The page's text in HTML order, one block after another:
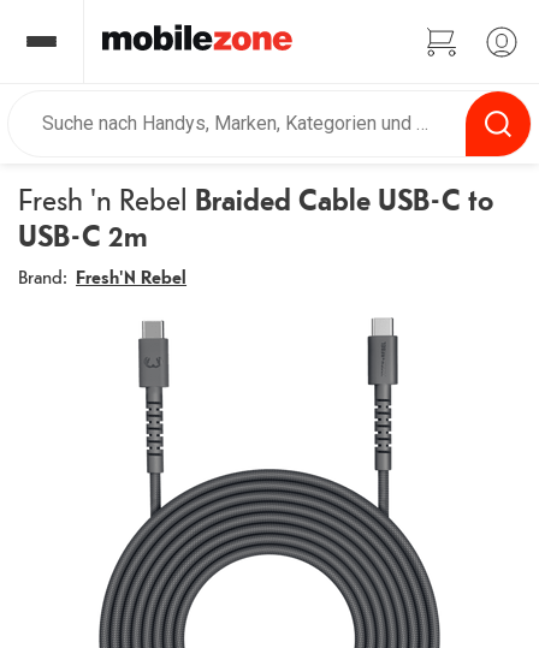
Fresh 'n Rebel Braided Cable USB-C to
USB-C 2m
Brand: Fresh'N Rebel